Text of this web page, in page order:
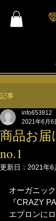
記事
商品お
no.1
info653812
2021年6月6
更新日： 2021年6
オーガニッ
『CRAZY
エプロンに